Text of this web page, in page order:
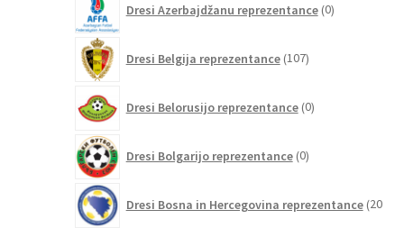
Dresi Azerbajdžanu reprezentance 0izdelkov
Dresi Belgija reprezentance 107izdelkov
Dresi Belorusijo reprezentance 0izdelkov
Dresi Bolgarijo reprezentance 0izdelkov
Dresi Bosna in Hercegovina reprezentance 20